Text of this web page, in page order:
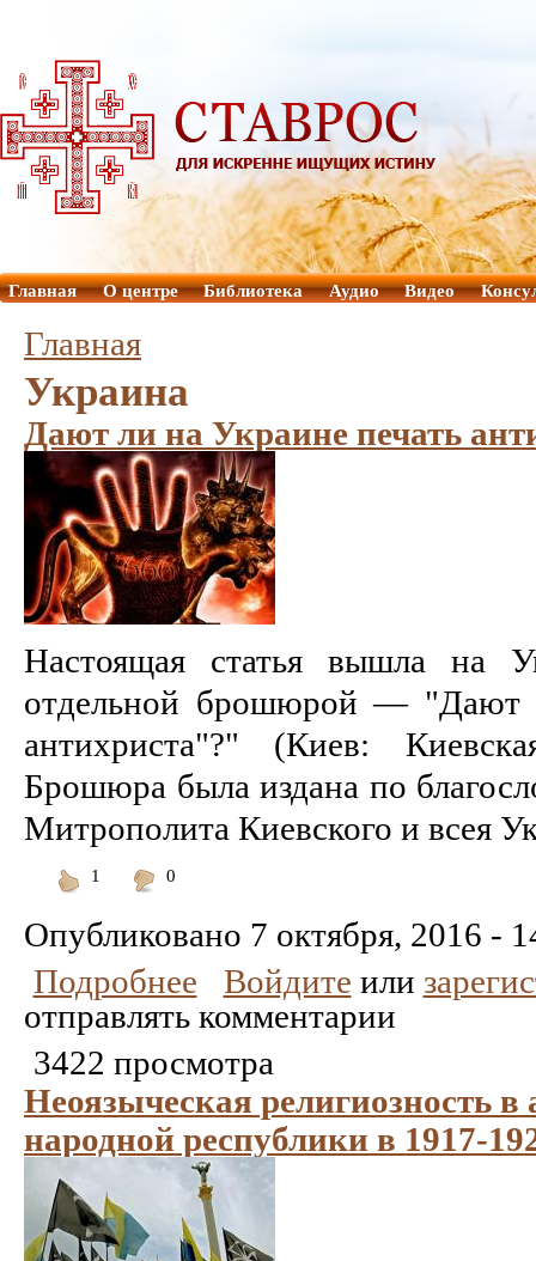
Главная О центре Библиотека Аудио Видео
Главная
Украина
Дают ли на Украине печать
Настоящая статья вышла на
отдельной брошюрой — "Дают
антихриста"?" (Киев:
Брошюра была издана по
Митрополита Киевского и всея
1
0
Опубликовано 7 октября, 2016 -
Подробнее
Войдите или
отправлять комментарии
3422 просмотра
Неоязыческая религиозность
народной республики в 1917-